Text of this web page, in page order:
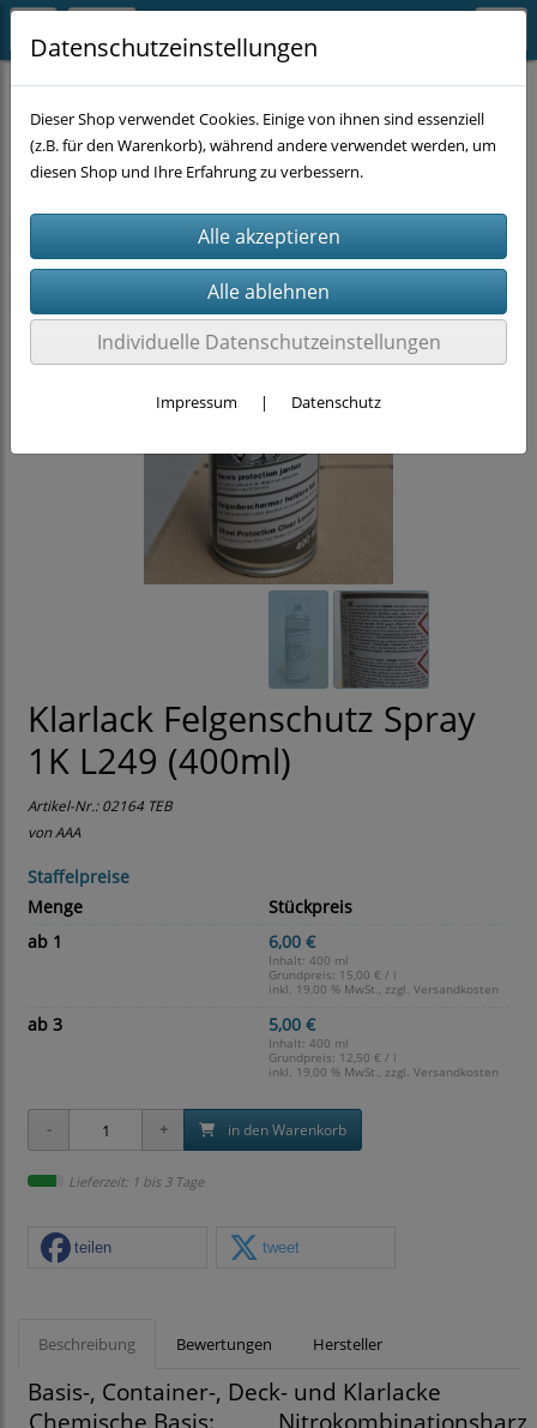
CHEMIE Lacke / Farbe
Klarlack Felgenschutz Spray
1K L249 (400ml)
Artikel-Nr.:02164 TEB
von AAA
Staffelpreise
Menge
Stückpreis
ab 1
6,00 €
Inhalt: 400 ml
Grundpreis: 15,00 € / l
inkl. 19,00 % MwSt., zzgl. Versandkosten
ab 3 5,00 €
Inhalt: 400 ml
Grundpreis: 12,50 € / l
inkl. 19,00 % MwSt., zzgl. Versandkosten
in den Warenkorb
Lieferzeit: 1 bis 3 Tage
teilen tweet
Beschreibung Bewertungen Hersteller
Basis-, Container-, Deck- und Klarlacke
Chemische Basis:
Nitrokombinationsharz
Datenschutzeinstellungen
Dieser Shop verwendet Cookies. Einige von ihnen sind essenziell
(z.B. für den Warenkorb), während andere verwendet werden, um
diesen Shop und Ihre Erfahrung zu verbessern.
Individuelle Datenschutzeinstellungen
Impressum | Datenschutz